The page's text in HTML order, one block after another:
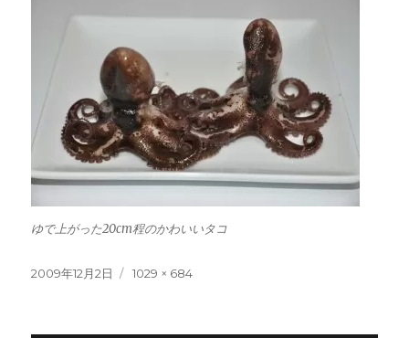
ゆで上がった20cm程のかわいいタコ
投
2009年12月2日
フ
1029 × 684